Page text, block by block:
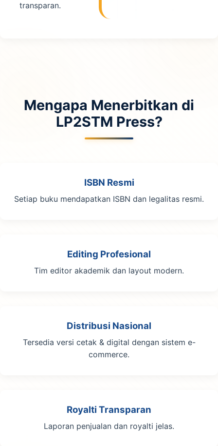
transparan.
Mengapa Menerbitkan di
LP2STM Press?
ISBN Resmi
Setiap buku mendapatkan ISBN dan legalitas resmi.
Editing Profesional
Tim editor akademik dan layout modern.
Distribusi Nasional
Tersedia versi cetak & digital dengan sistem e-
commerce.
Royalti Transparan
Laporan penjualan dan royalti jelas.